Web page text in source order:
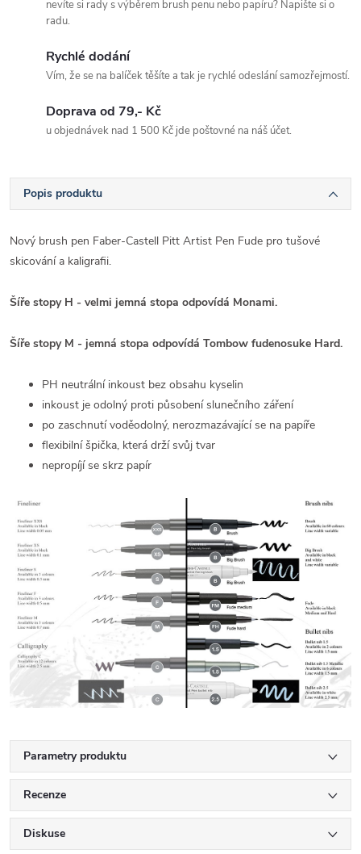
nevíte si rady s výběrem brush penu nebo papíru? Napište si o
radu.
Rychlé dodání
Vím, že se na balíček těšíte a tak je rychlé odeslání samozřejmostí.
Doprava od 79,- Kč
u objednávek nad 1 500 Kč jde poštovné na náš účet.
Popis produktu
Nový brush pen Faber-Castell Pitt Artist Pen Fude pro tušové
skicování a kaligrafii.
Šíře stopy H - velmi jemná stopa odpovídá Monami.
Šíře stopy M - jemná stopa odpovídá Tombow fudenosuke Hard.
PH neutrální inkoust bez obsahu kyselin
inkoust je odolný proti působení slunečního záření
po zaschnutí voděodolný, nerozmazávající se na papíře
flexibilní špička, která drží svůj tvar
nepropíjí se skrz papír
Parametry produktu
Recenze
Diskuse